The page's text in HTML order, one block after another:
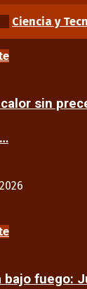
Ciencia y
sin
bajo fuego: